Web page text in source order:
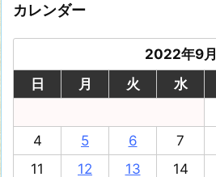
カレンダー
2022年9月
日
月 火 水
4
5 6 7
11
12 13 14